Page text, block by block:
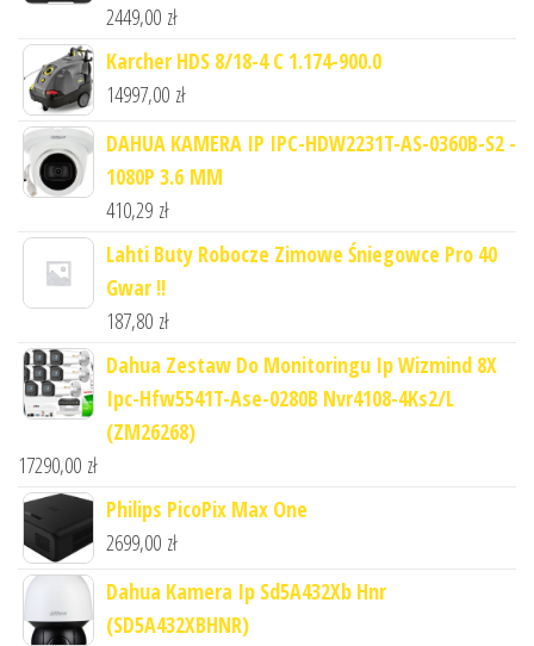
2449,00 zł
Karcher HDS 8/18-4 C 1.174-900.0
14997,00 zł
DAHUA KAMERA IP IPC-HDW2231T-AS-0360B-S2 -
1080P 3.6 MM
410,29 zł
Lahti Buty Robocze Zimowe Śniegowce Pro 40
Gwar !!
187,80 zł
Dahua Zestaw Do Monitoringu Ip Wizmind 8X
Ipc-Hfw5541T-Ase-0280B Nvr4108-4Ks2/L
(ZM26268)
17290,00 zł
Philips PicoPix Max One
2699,00 zł
Dahua Kamera Ip Sd5A432Xb Hnr
(SD5A432XBHNR)